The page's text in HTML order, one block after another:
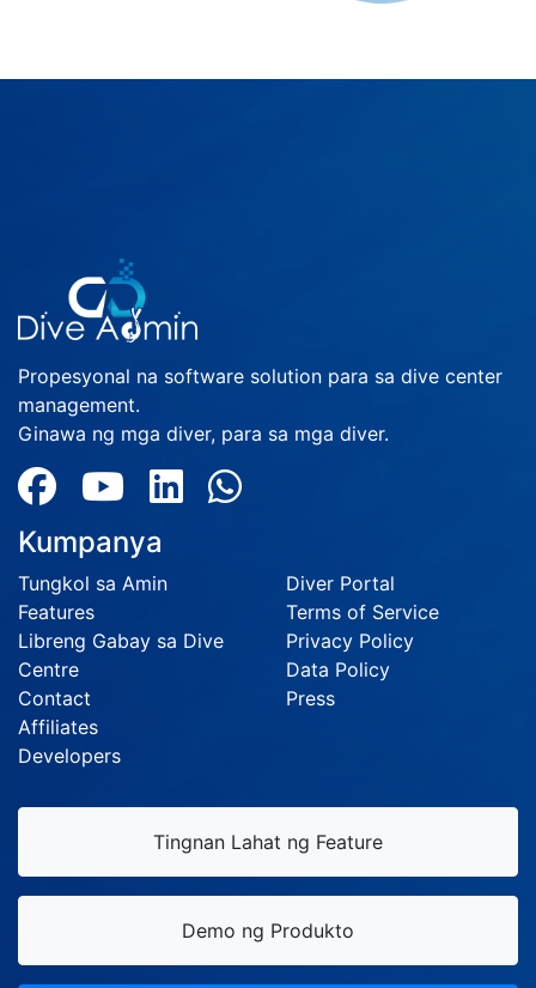
Propesyonal na software solution para sa dive center
management.
Ginawa ng mga diver, para sa mga diver.
Kumpanya
Tungkol sa Amin
Features
Libreng Gabay sa Dive
Centre
Contact
Affiliates
Developers
Diver Portal
Terms of Service
Privacy Policy
Data Policy
Press
Tingnan Lahat ng Feature
Demo ng Produkto